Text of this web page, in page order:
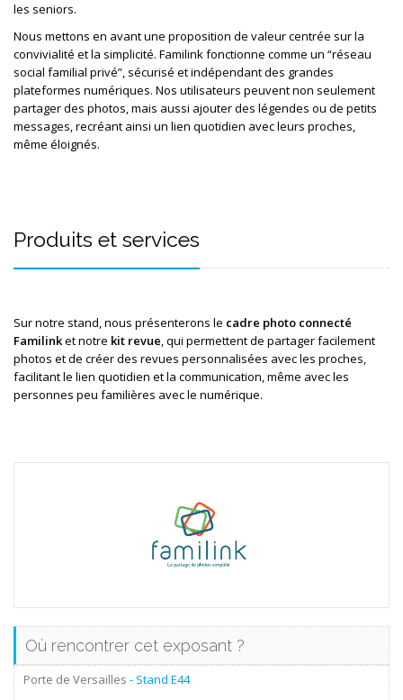
les seniors.
Nous mettons en avant une proposition de valeur centrée sur la
convivialité et la simplicité. Familink fonctionne comme un “réseau
social familial privé”, sécurisé et indépendant des grandes
plateformes numériques. Nos utilisateurs peuvent non seulement
partager des photos, mais aussi ajouter des légendes ou de petits
messages, recréant ainsi un lien quotidien avec leurs proches,
même éloignés.
Produits et services
Sur notre stand, nous présenterons le cadre photo connecté
Familink et notre kit revue, qui permettent de partager facilement
photos et de créer des revues personnalisées avec les proches,
facilitant le lien quotidien et la communication, même avec les
personnes peu familières avec le numérique.
Où rencontrer cet exposant ?
Porte de Versailles - Stand E44